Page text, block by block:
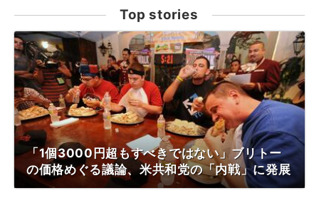
Top stories
「1個3000円超もすべきではない」ブリトー
の価格めぐる議論、米共和党の「内戦」に発展